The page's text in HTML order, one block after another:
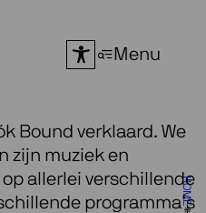
HOME
Menu
Bound verklaard. We
zijn muziek en
allerlei verschillende
programma’s